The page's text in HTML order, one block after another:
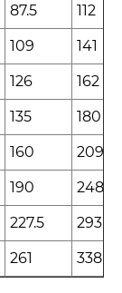
87.5 112
109 141
126 162
135 180
160 209
190 248
227.5 293.5
261 338